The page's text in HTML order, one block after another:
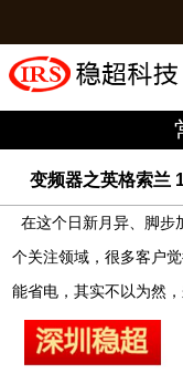
变频器之英格索兰
在这个日新月异、脚步
个关注领域，很多客户
能省电，其实不以为然